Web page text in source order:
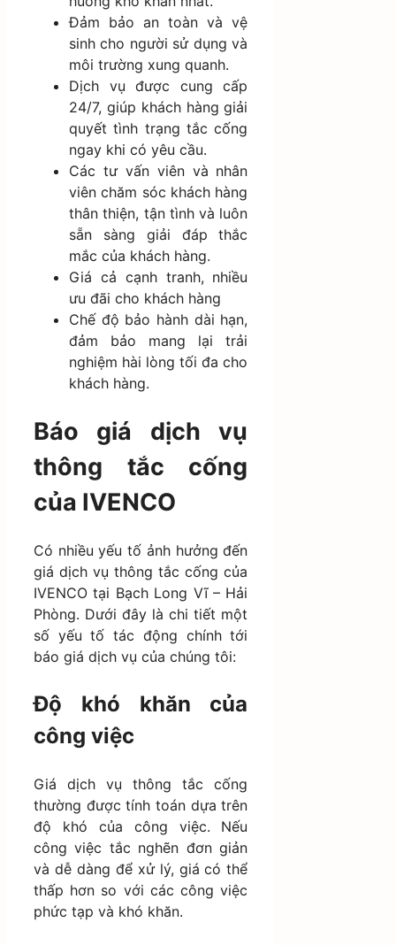
Đảm bảo an toàn và vệ
sinh cho người sử dụng và
môi trường xung quanh.
Dịch vụ được cung cấp
24/7, giúp khách hàng giải
quyết tình trạng tắc cống
ngay khi có yêu cầu.
Các tư vấn viên và nhân
viên chăm sóc khách hàng
thân thiện, tận tình và luôn
sẵn sàng giải đáp thắc
mắc của khách hàng.
Giá cả cạnh tranh, nhiều
ưu đãi cho khách hàng
Chế độ bảo hành dài hạn,
đảm bảo mang lại trải
nghiệm hài lòng tối đa cho
khách hàng.
Báo giá dịch vụ
thông tắc cống
của IVENCO
Có nhiều yếu tố ảnh hưởng đến
giá dịch vụ thông tắc cống của
IVENCO tại Bạch Long Vĩ – Hải
Phòng. Dưới đây là chi tiết một
số yếu tố tác động chính tới
báo giá dịch vụ của chúng tôi:
Độ khó khăn của
công việc
Giá dịch vụ thông tắc cống
thường được tính toán dựa trên
độ khó của công việc. Nếu
công việc tắc nghẽn đơn giản
và dễ dàng để xử lý, giá có thể
thấp hơn so với các công việc
phức tạp và khó khăn.